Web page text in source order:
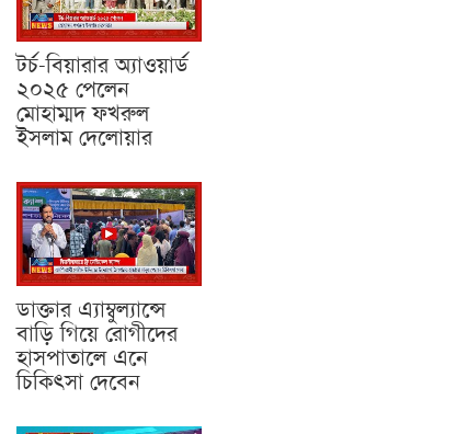
টর্চ-বিয়ারার অ্যাওয়ার্ড
২০২৫ পেলেন
মোহাম্মদ ফখরুল
ইসলাম দেলোয়ার
ডাক্তার এ্যাম্বুল্যান্সে
বাড়ি গিয়ে রোগীদের
হাসপাতালে এনে
চিকিৎসা দেবেন